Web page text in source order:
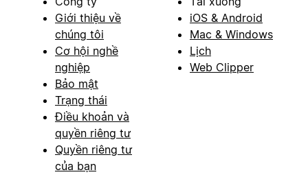
Giới thiệu về
chúng tôi
Cơ hội nghề
nghiệp
Bảo mật
Trạng thái
Điều khoản và
quyền riêng tư
Quyền riêng tư
của bạn
iOS & Android
Mac & Windows
Lịch
Web Clipper